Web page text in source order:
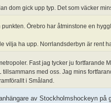
dom gick upp typ. Det som väcker
Örebro har åtminstone en
vilja ha upp. Norrlandsderbyn är rent
Fast jag tycker ju fortfarande
med oss. Jag mins
i Småland.
av Stockholmshockeyn